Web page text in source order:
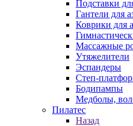
Подставки
Гантели для
Коврики для
Массажные
Утяжелители
Эспандеры
Степ-
Бодипампы
Медболы,
Пилатес
Назад